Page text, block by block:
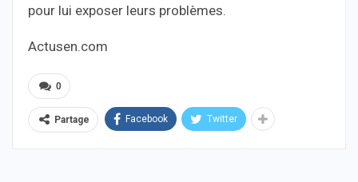
pour lui exposer leurs problèmes.
Actusen.com
0
Partage Facebook Twitter